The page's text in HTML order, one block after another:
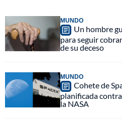
MUNDO
Un hombre
para seguir
de su deceso
MUNDO
Cohete de
planificada
la NASA